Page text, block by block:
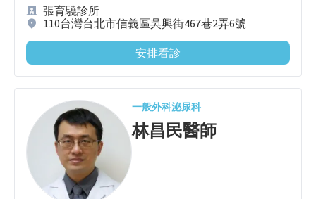
張育驍診所
110台灣台北市信義區吳興街467巷2弄6號
安排看診
一般外科泌尿科
林昌民醫師